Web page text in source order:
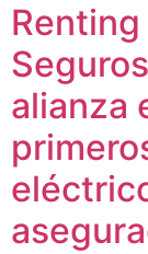
alianza